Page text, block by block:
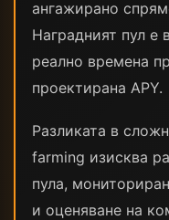
ангажирано
Наградният пул е
реално времена
проектирана APY.
Разликата в
farming изисква
пула,
и оценяване на